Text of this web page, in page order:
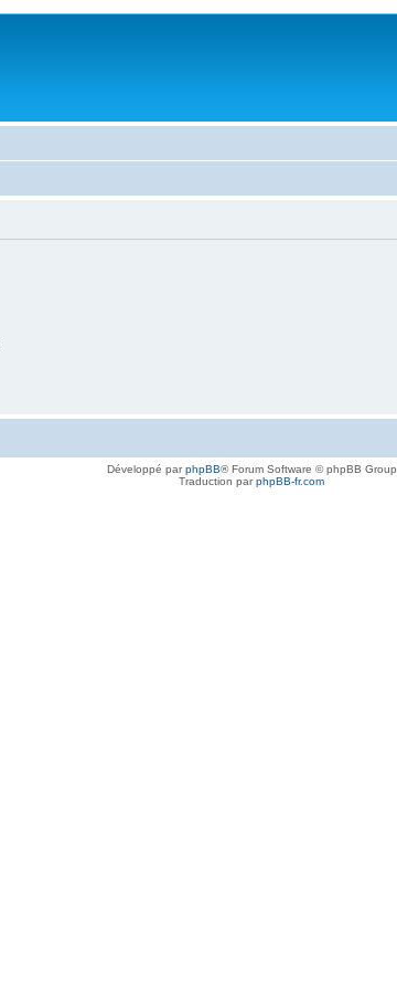
Développé parphpBB® Forum Software © phpBB Group
Traduction parphpBB-fr.com